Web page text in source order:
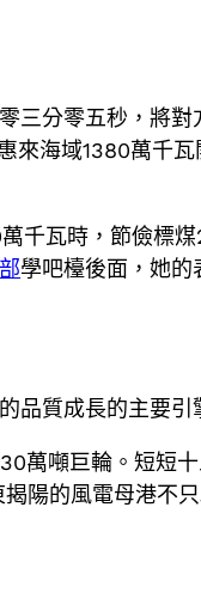
三分零五秒，將
來海域1380萬千
千瓦時，節儉標
學吧檯後面，她
品質成長的主要引
萬噸巨輪。短短
陽的風電母港不